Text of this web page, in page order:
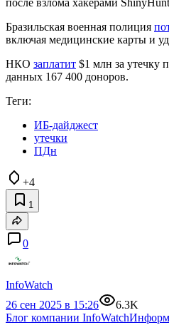
после взлома хакерами
Бразильская военная полиция
включая медицинские карты и
НКО заплатит $1 млн за утечку
данных 167 400 доноров.
Теги:
ИБ-дайджест
утечки
ПДн
+4
1
0
InfoWatch
26 сен 2025 в 15:26
6.3K
Блог компании InfoWatch